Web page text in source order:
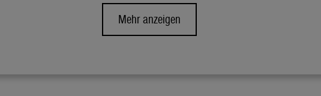
Mehr anzeigen